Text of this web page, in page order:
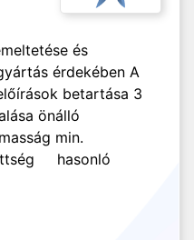
és
érdekében A
betartása 3
önálló
min.
hasonló